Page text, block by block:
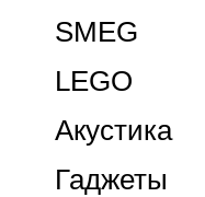
Гаджеты
Акустика
LEGO
SMEG